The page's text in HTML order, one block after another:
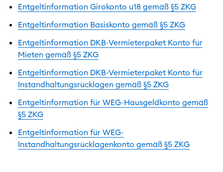
Entgeltinformation Girokonto u18 gemäß §5 ZKG
Entgeltinformation Basiskonto gemäß §5 ZKG
Entgeltinformation DKB-Vermieterpaket Konto für
Mieten gemäß §5 ZKG
Entgeltinformation DKB-Vermieterpaket Konto für
Instandhaltungsrücklagen gemäß §5 ZKG
Entgeltinformation für WEG-Hausgeldkonto gemäß
§5 ZKG
Entgeltinformation für WEG-
Instandhaltungsrücklagenkonto gemäß §5 ZKG